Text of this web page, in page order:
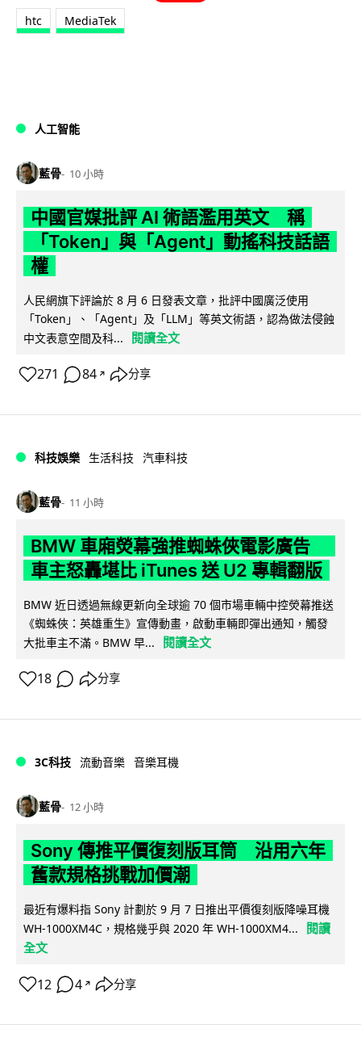
htc MediaTek
人工智能
藍骨 10 小時
中國官媒批評 AI 術語濫用英文 稱
「Token」與「Agent」動搖科技話語
權
人民網旗下評論於 8 月 6 日發表文章，批評中國廣泛使用
「Token」、「Agent」及「LLM」等英文術語，認為做法侵蝕
中文表意空間及科...
閱讀全文
271 84 ↗ 分享
科技娛樂 生活科技 汽車科技
藍骨 11 小時
BMW 車廂熒幕強推蜘蛛俠電影廣告
車主怒轟堪比 iTunes 送 U2 專輯翻版
BMW 近日透過無線更新向全球逾 70 個市場車輛中控熒幕推送
《蜘蛛俠：英雄重生》宣傳動畫，啟動車輛即彈出通知，觸發
大批車主不滿。BMW 早...
閱讀全文
18 分享
3C科技 流動音樂 音樂耳機
藍骨 12 小時
Sony 傳推平價復刻版耳筒 沿用六年
舊款規格挑戰加價潮
最近有爆料指 Sony 計劃於 9 月 7 日推出平價復刻版降噪耳機
WH-1000XM4C，規格幾乎與 2020 年 WH-1000XM4...
閱讀
全文
12 4 ↗ 分享